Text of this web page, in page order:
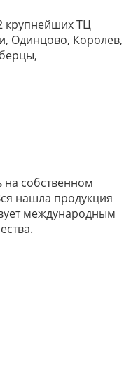
крупнейших ТЦ
Одинцово, Королев,
собственном
нашла продукция
международным